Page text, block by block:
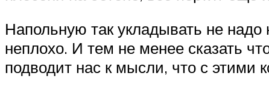
Напольную так укладывать не надо
неплохо. И тем не менее сказать
подводит нас к мысли, что с этими